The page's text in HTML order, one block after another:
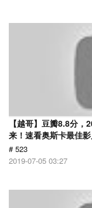
【越哥】豆瓣8.8分
来！速看奥斯卡最佳影
# 523
2019-07-05 03:27